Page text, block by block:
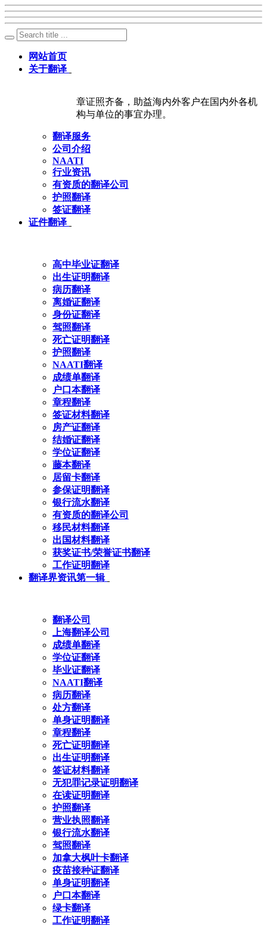
网站首页
关于翻译
章证照齐备，助益海内外客户在国内外各机
构与单位的事宜办理。
翻译服务
公司介绍
NAATI
行业资讯
有资质的翻译公司
护照翻译
签证翻译
证件翻译
高中毕业证翻译
出生证明翻译
病历翻译
离婚证翻译
身份证翻译
驾照翻译
死亡证明翻译
护照翻译
NAATI翻译
成绩单翻译
户口本翻译
章程翻译
签证材料翻译
房产证翻译
结婚证翻译
学位证翻译
藤本翻译
居留卡翻译
参保证明翻译
银行流水翻译
有资质的翻译公司
移民材料翻译
出国材料翻译
获奖证书/荣誉证书翻译
工作证明翻译
翻译界资讯第一辑
翻译公司
上海翻译公司
成绩单翻译
学位证翻译
毕业证翻译
NAATI翻译
病历翻译
处方翻译
单身证明翻译
章程翻译
死亡证明翻译
出生证明翻译
签证材料翻译
无犯罪记录证明翻译
在读证明翻译
护照翻译
营业执照翻译
银行流水翻译
驾照翻译
加拿大枫叶卡翻译
疫苗接种证翻译
单身证明翻译
户口本翻译
绿卡翻译
工作证明翻译